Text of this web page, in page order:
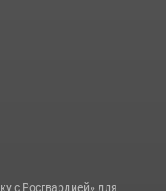
с Росгвардией» для